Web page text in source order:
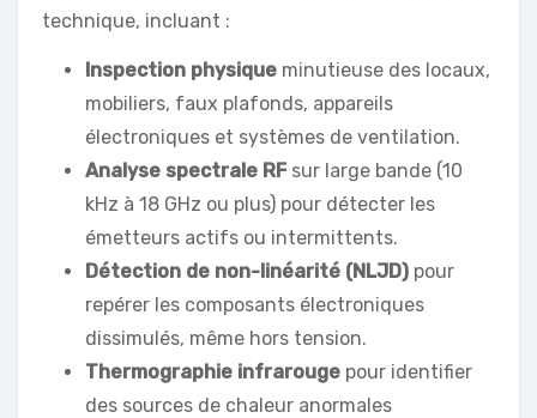
technique, incluant :
Inspection physique minutieuse des locaux,
mobiliers, faux plafonds, appareils
électroniques et systèmes de ventilation.
Analyse spectrale RFsur large bande (10
kHz à 18 GHz ou plus) pour détecter les
émetteurs actifs ou intermittents.
Détection de non-linéarité (NLJD) pour
repérer les composants électroniques
dissimulés, même hors tension.
Thermographie infrarouge pour identifier
des sources de chaleur anormales